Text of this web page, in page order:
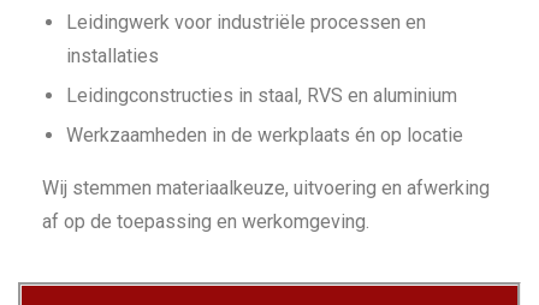
Leidingwerk voor industriële processen en
installaties
Leidingconstructies in staal, RVS en aluminium
Werkzaamheden in de werkplaats én op locatie
Wij stemmen materiaalkeuze, uitvoering en afwerking
af op de toepassing en werkomgeving.